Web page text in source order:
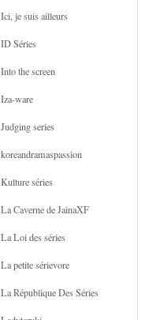
Ici, je suis ailleurs
ID Séries
Into the screen
Iza-ware
Judging series
koreandramaspassion
Kulture séries
La Caverne de JainaXF
La Loi des séries
La petite sérievore
La République Des Séries